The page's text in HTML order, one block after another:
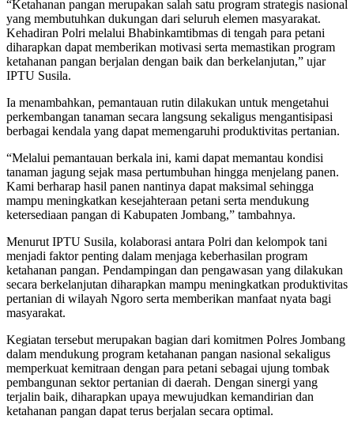
“Ketahanan pangan merupakan salah satu program strategis nasional
yang membutuhkan dukungan dari seluruh elemen masyarakat.
Kehadiran Polri melalui Bhabinkamtibmas di tengah para petani
diharapkan dapat memberikan motivasi serta memastikan program
ketahanan pangan berjalan dengan baik dan berkelanjutan,” ujar
IPTU Susila.
Ia menambahkan, pemantauan rutin dilakukan untuk mengetahui
perkembangan tanaman secara langsung sekaligus mengantisipasi
berbagai kendala yang dapat memengaruhi produktivitas pertanian.
“Melalui pemantauan berkala ini, kami dapat memantau kondisi
tanaman jagung sejak masa pertumbuhan hingga menjelang panen.
Kami berharap hasil panen nantinya dapat maksimal sehingga
mampu meningkatkan kesejahteraan petani serta mendukung
ketersediaan pangan di Kabupaten Jombang,” tambahnya.
Menurut IPTU Susila, kolaborasi antara Polri dan kelompok tani
menjadi faktor penting dalam menjaga keberhasilan program
ketahanan pangan. Pendampingan dan pengawasan yang dilakukan
secara berkelanjutan diharapkan mampu meningkatkan produktivitas
pertanian di wilayah Ngoro serta memberikan manfaat nyata bagi
masyarakat.
Kegiatan tersebut merupakan bagian dari komitmen Polres Jombang
dalam mendukung program ketahanan pangan nasional sekaligus
memperkuat kemitraan dengan para petani sebagai ujung tombak
pembangunan sektor pertanian di daerah. Dengan sinergi yang
terjalin baik, diharapkan upaya mewujudkan kemandirian dan
ketahanan pangan dapat terus berjalan secara optimal.